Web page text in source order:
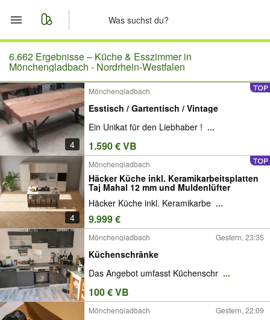
Start
Merkliste
Nachrichten
Anzeige aufgeben
6.662 Ergebnisse – Küche & Esszimmer in
Mönchengladbach - Nordrhein-Westfalen
4
Mönchengladbach
Esstisch / Gartentisch / Vintage
Ein Unikat für den Liebhaber ! ...
1.590 € VB
4
Mönchengladbach
Häcker Küche inkl. Keramikarbeitsplatten
Taj Mahal 12 mm und Muldenlüfter
Häcker Küche inkl. Keramikarbe ...
9.999 €
Mönchengladbach Gestern, 23:35
Küchenschränke
Das Angebot umfasst Küchenschr ...
100 € VB
Mönchengladbach Gestern, 22:09